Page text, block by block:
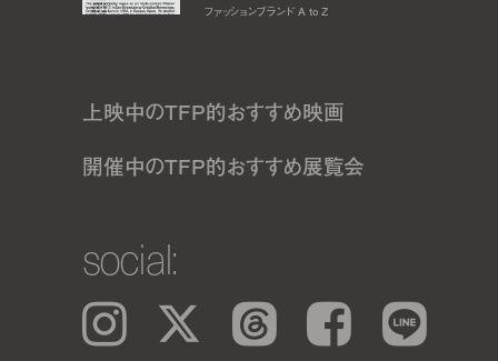
ファッションブランド A to Z
上映中のTFP的おすすめ映画
開催中のTFP的おすすめ展覧会
social:
Instagram 𝕏 Threads Facebook LINE